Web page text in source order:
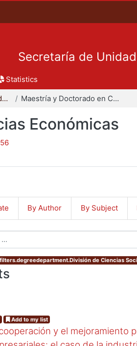
Secretaría de Unidad
Statistics
Coordinación Divisional de Posgrado Maestría y Doctorado en Ciencias Económicas
Económicas
By Author By Subject
de Ciencias
Add to my list
y el mejoramiento